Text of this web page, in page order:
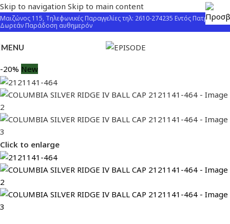
Skip to navigation Skip to main content
Μαιζώνος 115, Τηλεφωνικές Παραγγελίες τηλ: 2610-274235 Εντός Πατρών
Δωρεάν Παράδοση αυθημερόν
MENU
-20% New
Click to enlarge